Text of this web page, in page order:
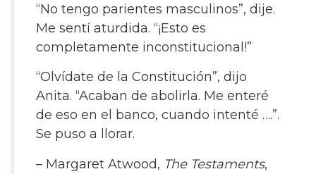
“No tengo parientes masculinos”, dije.
Me sentí aturdida. “¡Esto es
completamente inconstitucional!”
“Olvídate de la Constitución”, dijo
Anita. “Acaban de abolirla. Me enteré
de eso en el banco, cuando intenté ….”.
Se puso a llorar.
– Margaret Atwood, The Testaments,